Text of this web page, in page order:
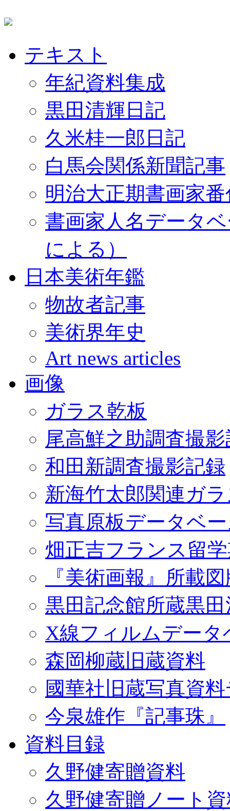
テキスト
年紀資料集成
黒田清輝日記
久米桂一郎日記
白馬会関係新聞記事
明治大正期書画家
書画家人名データ
による）
日本美術年鑑
物故者記事
美術界年史
Art news articles
画像
ガラス乾板
尾高鮮之助調査撮
和田新調査撮影記録
新海竹太郎関連ガ
写真原板データベ
畑正吉フランス留
『美術画報』所載
黒田記念館所蔵黒
X線フィルムデータ
森岡柳蔵旧蔵資料
國華社旧蔵写真資
今泉雄作『記事珠』
資料目録
久野健寄贈資料
久野健寄贈ノート